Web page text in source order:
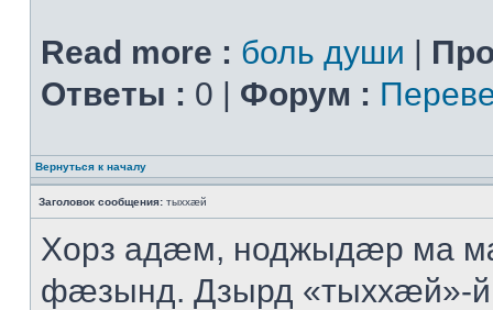
Read more : боль души |
Ответы : 0 | Форум :
Вернуться к началу
Заголовок сообщения: тыххӕй
Хорз адӕм, ноджыдӕр ма
фӕзынд. Дзырд «тыххӕй»-